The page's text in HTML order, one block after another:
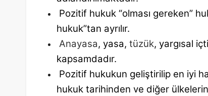
Pozitif hukuk “olması gereken”
hukuk”tan ayrılır.
Anayasa, yasa, tüzük, yargısal
kapsamdadır.
Pozitif hukukun geliştirilip en iyi
hukuk tarihinden ve diğer